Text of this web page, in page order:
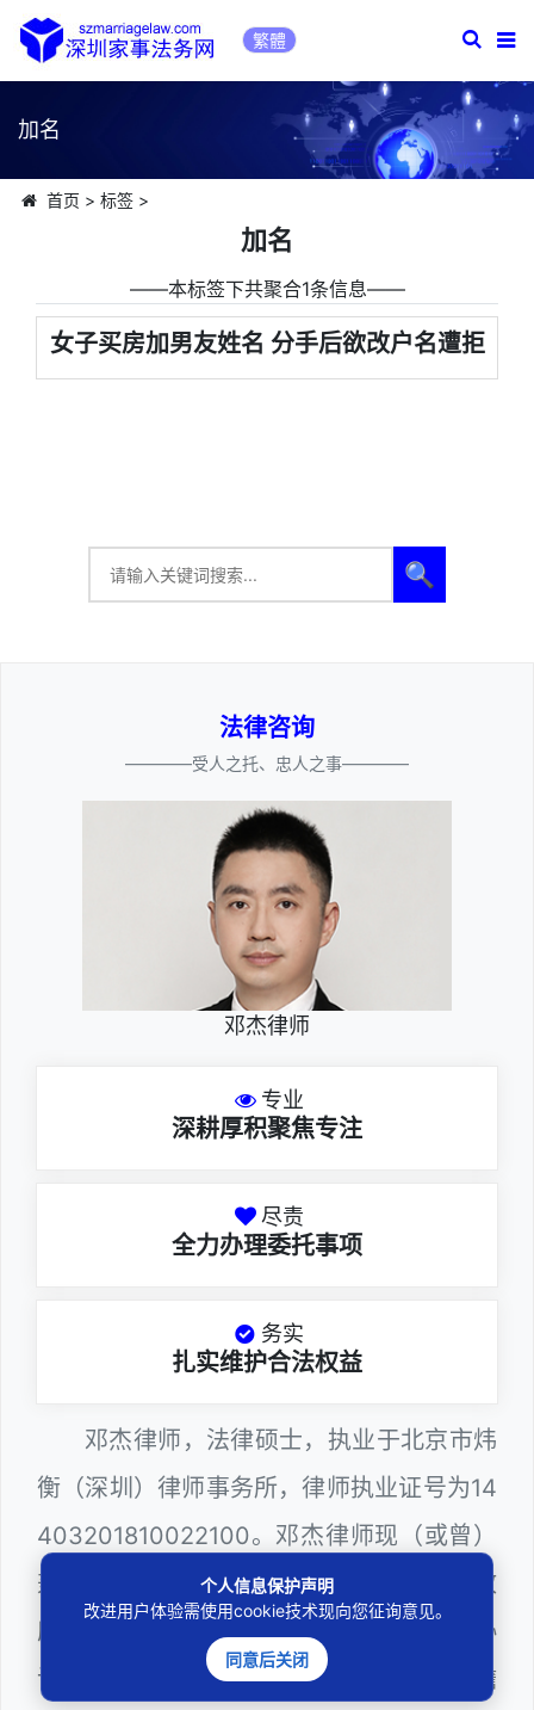
繁體
加名
首页 > 标签>
加名
――本标签下共聚合1条信息――
女子买房加男友姓名 分手后欲改户名遭拒
🔍
法律咨询
————受人之托、忠人之事————
邓杰律师
专业
深耕厚积聚焦专注
尽责
全力办理委托事项
务实
扎实维护合法权益
邓杰律师，法律硕士，执业于北京市炜
衡（深圳）律师事务所，律师执业证号为14
403201810022100。邓杰律师现（或曾）
兼任深圳市人民政府听证员、深圳市某区政
府部门公职律师，邓杰律师十分熟悉婚前协
议、协议离婚、诉讼离婚，以及抚养、赡
个人信息保护声明
改进用户体验需使用cookie技术现向您征询意见。
同意后关闭